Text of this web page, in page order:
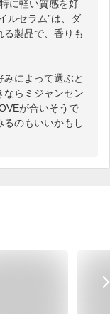
に軽い質感を好
ルセラム”は、ダ
る製品で、香りも
によって選ぶと
ならミジャンセン
が合いそうで
のもいいかもし